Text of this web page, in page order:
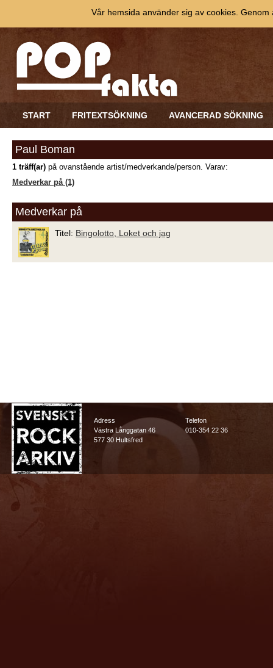
START FRITEXTSÖKNING AVANCERAD SÖKNING
Paul Boman
1 träff(ar) på ovanstående artist/medverkande/person. Varav:
Medverkar på (1)
Medverkar på
Titel: Bingolotto, Loket och jag
Adress
Västra Långgatan 46
577 30 Hultsfred
Telefon
010-354 22 36
Vår hemsida använder sig av cookies.